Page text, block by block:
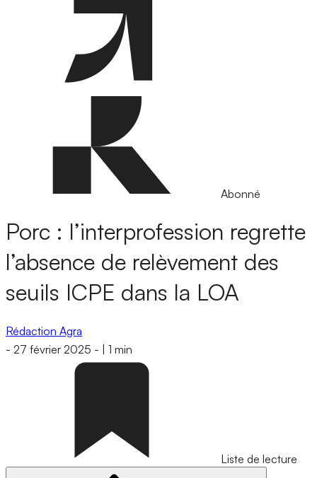
Abonné
Porc : l’interprofession regrette
l’absence de relèvement des
seuils ICPE dans la LOA
Rédaction Agra
- 27 février 2025 - 1 min
Liste de lecture